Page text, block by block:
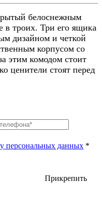
белоснежным
в троих. Три его ящика
дизайном и четкой
корпусом со
этим комодом стоит
ценители стоят перед
персональных данных *
Прикрепить